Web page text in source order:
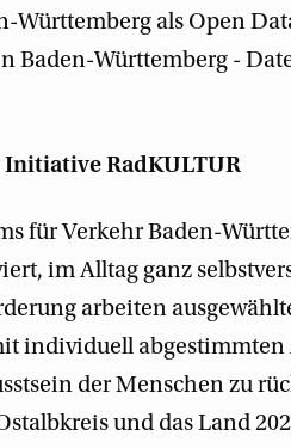
Württemberg als Open
Baden-Württemberg -
RadKULTUR
für Verkehr Baden-
im Alltag ganz
arbeiten
individuell abgestimmten
der Menschen zu
und das Land